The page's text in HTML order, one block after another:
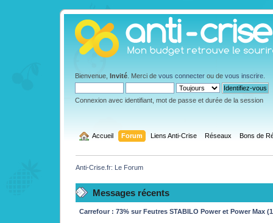
Bienvenue, Invité . Merci de vous connecter ou de vous inscrire
Connexion avec identifiant, mot de passe et durée de la session
Accueil Forum Liens Anti-Crise Réseaux Bons de
Anti-Crise.fr: Le Forum
Messages récents
Carrefour : 73% sur Feutres STABILO Power et Power Max